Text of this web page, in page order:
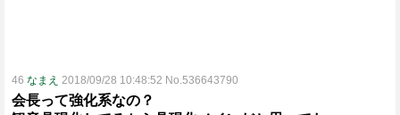
46 なまえ 2018/09/28 10:48:52 No.536643790
会長って強化系なの？